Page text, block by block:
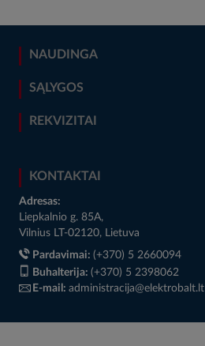
NAUDINGA
SĄLYGOS
REKVIZITAI
KONTAKTAI
Adresas:
Liepkalnio g. 85A,
Vilnius LT-02120, Lietuva
Pardavimai: (+370) 5 2660094
Buhalterija: (+370) 5 2398062
E-mail: administracija@elektrobalt.lt